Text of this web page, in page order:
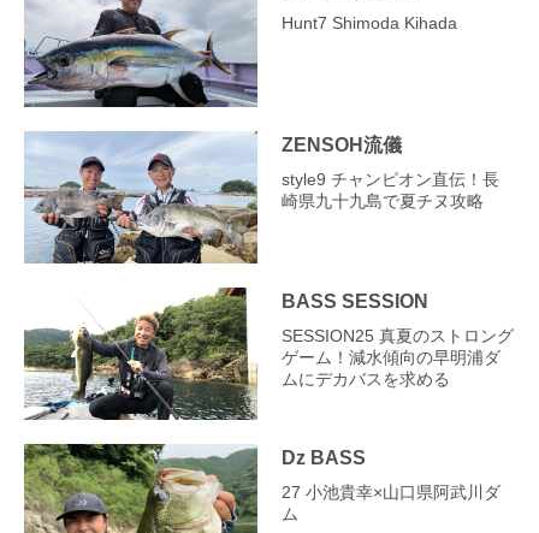
Hunt7 Shimoda Kihada
ZENSOH流儀
style9 チャンピオン直伝！長
崎県九十九島で夏チヌ攻略
BASS SESSION
SESSION25 真夏のストロング
ゲーム！減水傾向の早明浦ダ
ムにデカバスを求める
Dz BASS
27 小池貴幸×山口県阿武川ダ
ム